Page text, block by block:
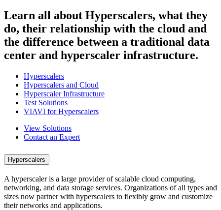
Learn all about Hyperscalers, what they
do, their relationship with the cloud and
the difference between a traditional data
center and hyperscaler infrastructure.
Hyperscalers
Hyperscalers and Cloud
Hyperscaler Infrastructure
Test Solutions
VIAVI for Hyperscalers
View Solutions
Contact an Expert
Hyperscalers
A hyperscaler is a large provider of scalable cloud computing,
networking, and data storage services. Organizations of all types and
sizes now partner with hyperscalers to flexibly grow and customize
their networks and applications.